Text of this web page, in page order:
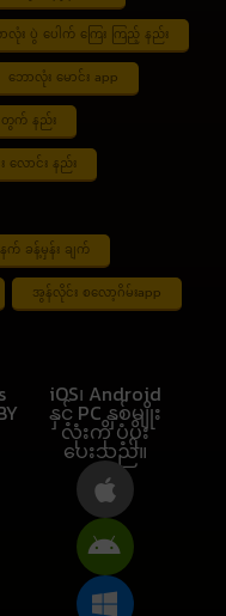
လုံး ပွဲ ပေါက် ကြေး ကြည့် နည်း
ဘောလုံး မောင်း app
တွက် နည်း
လောင်း နည်း
က် ခန့်မှန်း ချက်
အွန်လိုင်း စလော့ဂိမ်းapp
iOS၊ Android
နှင့် PC နှစ်မျိုး
လုံးကို ပံ့ပိုး
ပေးသည်။